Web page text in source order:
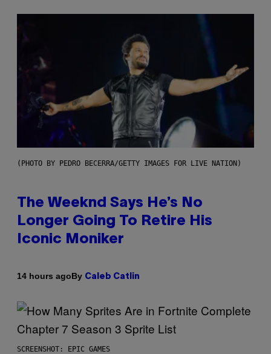
(PHOTO BY PEDRO BECERRA/GETTY IMAGES FOR LIVE NATION)
The Weeknd Says He’s No
Longer Going To Retire His
Iconic Moniker
14 hours agoBy Caleb Catlin
SCREENSHOT: EPIC GAMES